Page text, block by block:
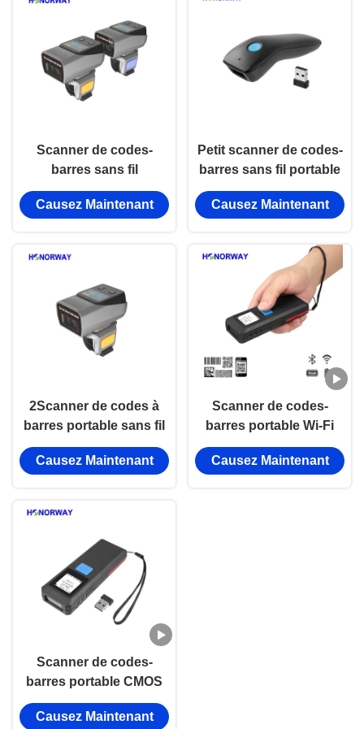
Scanner de codes-
barres sans fil
Bluetooth 1D 2D avec
conception d'anneau de
Causez Maintenant
Petit scanner de codes-
barres sans fil portable
2,4 GHz pour le
commerce de détail,
Causez Maintenant
2Scanner de codes à
barres portable sans fil
à 4 GHz 1D 2D QR
portable pour
Causez Maintenant
Scanner de codes-
barres portable Wi-Fi
Bluetooth Code 128
Maxicode pour
Causez Maintenant
Scanner de codes-
barres portable CMOS
d'imagerie 1D 2D QR
sans fil Bluetooth 2,4
Causez Maintenant